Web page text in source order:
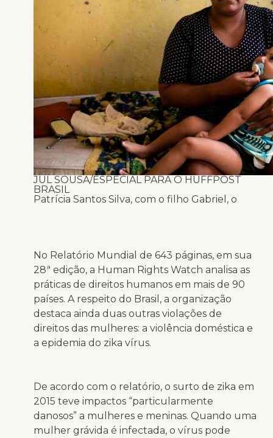
JUL SOUSA/ESPECIAL PARA O HUFFPOST
BRASIL
Patrícia Santos Silva, com o filho Gabriel, o
No Relatório Mundial de 643 páginas, em sua
28ª edição, a Human Rights Watch analisa as
práticas de direitos humanos em mais de 90
países. A respeito do Brasil, a organização
destaca ainda duas outras violações de
direitos das mulheres: a violência doméstica e
a epidemia do zika vírus.
De acordo com o relatório, o surto de zika em
2015 teve impactos “particularmente
danosos” a mulheres e meninas. Quando uma
mulher grávida é infectada, o vírus pode